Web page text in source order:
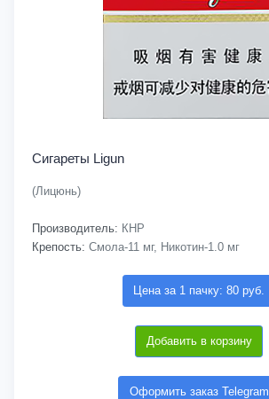
Сигареты Ligun
(Лицюнь)
Производитель: КНР
Крепость: Смола-11 мг, Никотин-1.0 мг
Цена за 1 пачку: 80 руб.
Добавить в корзину
Оформить заказ Telegram